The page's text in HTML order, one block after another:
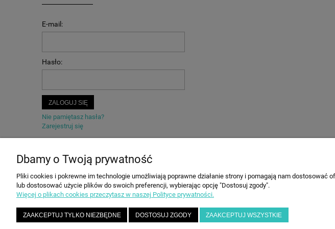
E-mail:
Hasło:
ZALOGUJ SIĘ
Nie pamiętasz hasła?
Zarejestruj się
POMOC
Zwroty i reklamacje
Regulamin
FAQ
MOJE KONTO
Twoje zamówienia
Ustawienia konta
Przechowalnia
PŁATNOŚCI I
Czas i koszty
Dbamy o Twoją prywatność
Pliki cookies i pokrewne im technologie umożliwiają poprawne działanie strony i pomagają nam
lub dostosować użycie plików do swoich preferencji, wybierając opcję "Dostosuj zgody".
Więcej o plikach cookies przeczytasz w naszej Polityce prywatności.
ZAAKCEPTUJ TYLKO NIEZBĘDNE DOSTOSUJ ZGODY ZAAKCEPTUJ WSZYSTKIE